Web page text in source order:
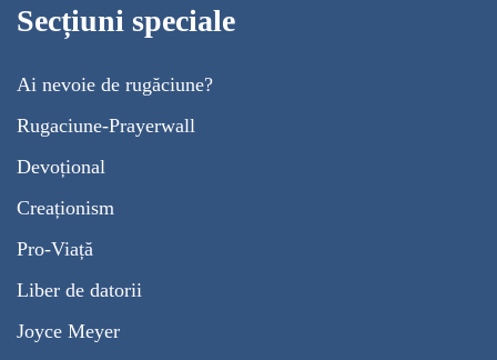
Secțiuni speciale
Ai nevoie de rugăciune?
Rugaciune-Prayerwall
Devoțional
Creaționism
Pro-Viață
Liber de datorii
Joyce Meyer